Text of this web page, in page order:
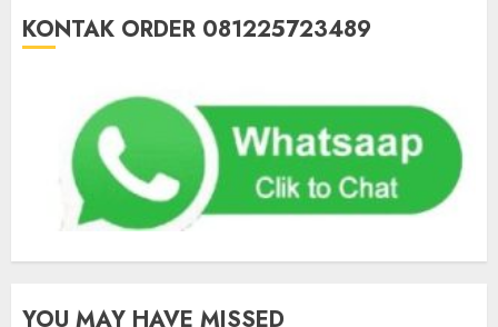
KONTAK ORDER 081225723489
YOU MAY HAVE MISSED